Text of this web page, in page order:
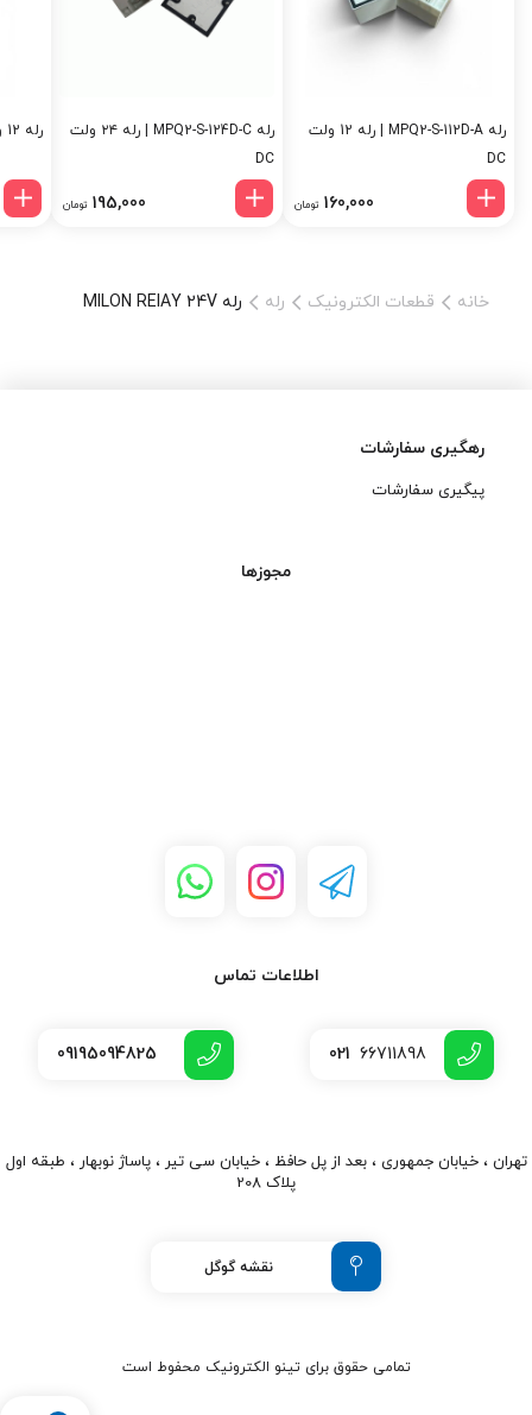
رله MPQ2-S-112D-A | رله 12 ولت
DC
160,000 تومان
رله MPQ2-S-124D-C | رله ۲۴ ولت
DC
195,000 تومان
رله 12 ولت T73 مدل DC12V-1C
خانه قطعات الکترونیک رله رله MILON RElAY 24V
رهگیری سفارشات
پیگیری سفارشات
مجوزها
اطلاعات تماس
021 66711898
09195094825
تهران ، خیابان جمهوری ، بعد از پل حافظ ، خیابان سی تیر ، پاساژ نوبهار ، طبقه اول
پلاک 208
نقشه گوگل
تمامی حقوق برای تینو الکترونیک محفوط است